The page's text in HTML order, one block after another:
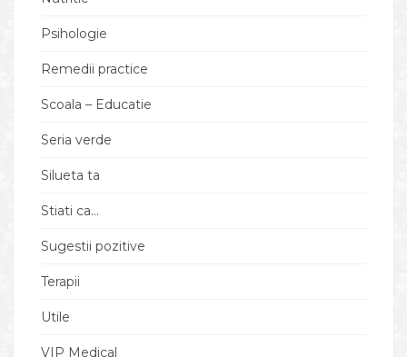
Psihologie
Remedii practice
Scoala – Educatie
Seria verde
Silueta ta
Stiati ca…
Sugestii pozitive
Terapii
Utile
VIP Medical